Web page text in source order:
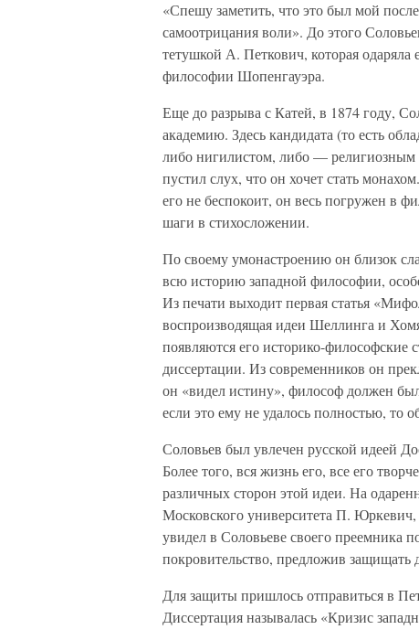
«Спешу заметить, что это был мой
самоотрицания воли». До этого
тетушкой А. Петкович, которая
философии Шопенгауэра.
Еще до разрыва с Катей, в 1874 году,
академию. Здесь кандидата (то есть
либо нигилистом, либо —
пустил слух, что он хочет стать
его не беспокоит, он весь погружен в
шаги в стихосложении.
По своему умонастроению он близок
всю историю западной философии,
Из печати выходит первая статья
воспроизводящая идеи Шеллинга и
появляются его историко-философские
диссертации. Из современников он
он «видел истину», философ должен
если это ему не удалось полностью, то
Соловьев был увлечен русской идеей
Более того, вся жизнь его, все его
различных сторон этой идеи. На
Московского университета П.
увидел в Соловьеве своего преемника
покровительство, предложив защищать
Для защиты пришлось отправиться в
Диссертация называлась «Кризис